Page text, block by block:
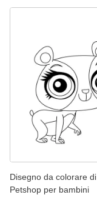
Disegno da colorare di
Petshop per bambini